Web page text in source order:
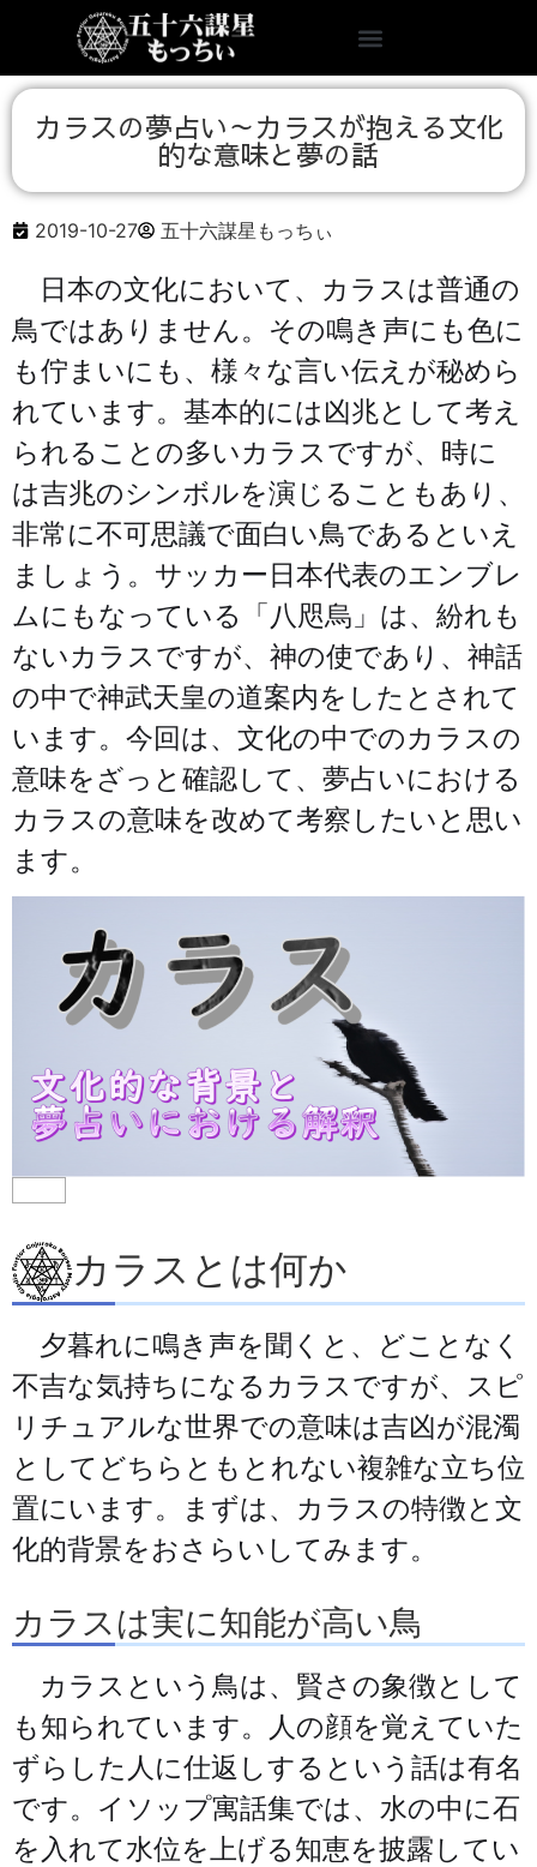
カラスの夢占い～カラスが抱える文化
的な意味と夢の話
2019-10-27 五十六謀星もっちぃ
日本の文化において、カラスは普通の
鳥ではありません。その鳴き声にも色に
も佇まいにも、様々な言い伝えが秘めら
れています。基本的には凶兆として考え
られることの多いカラスですが、時に
は吉兆のシンボルを演じることもあり、
非常に不可思議で面白い鳥であるといえ
ましょう。サッカー日本代表のエンブレ
ムにもなっている「八咫烏」は、紛れも
ないカラスですが、神の使であり、神話
の中で神武天皇の道案内をしたとされて
います。今回は、文化の中でのカラスの
意味をざっと確認して、夢占いにおける
カラスの意味を改めて考察したいと思い
ます。
カラスとは何か
夕暮れに鳴き声を聞くと、どことなく
不吉な気持ちになるカラスですが、スピ
リチュアルな世界での意味は吉凶が混濁
としてどちらともとれない複雑な立ち位
置にいます。まずは、カラスの特徴と文
化的背景をおさらいしてみます。
カラスは実に知能が高い鳥
カラスという鳥は、賢さの象徴として
も知られています。人の顔を覚えていた
ずらした人に仕返しするという話は有名
です。イソップ寓話集では、水の中に石
を入れて水位を上げる知恵を披露してい